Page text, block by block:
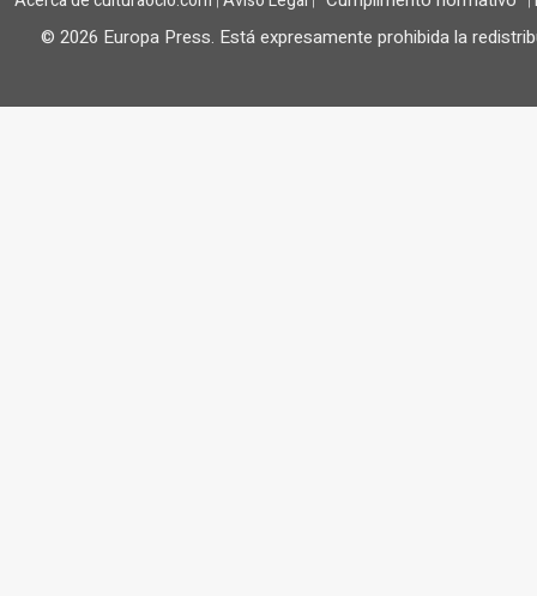
© 2026 Europa Press. Está expresamente prohibida la